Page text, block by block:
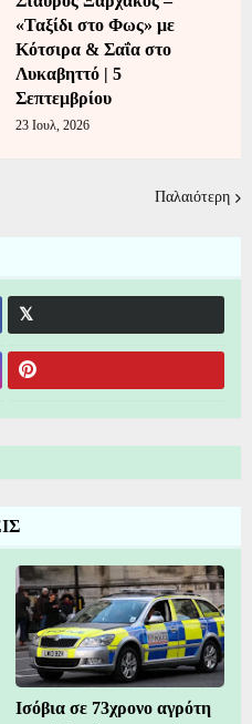
«Ταξίδι στο Φως» με
Κότσιρα & Σαΐα στο
Λυκαβηττό | 5
Σεπτεμβρίου
23 Ιουλ, 2026
Παλαιότερη
Ισόβια σε 73χρονο αγρότη